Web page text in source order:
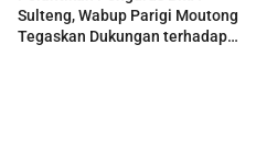
Sulteng, Wabup Parigi Moutong
Tegaskan Dukungan terhadap